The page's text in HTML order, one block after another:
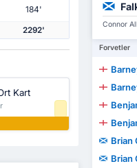
184'
2292'
Kart
Connor
Forvetler
Brian
Brian